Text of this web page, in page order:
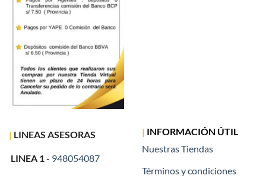
| LINEAS ASESORAS
LINEA 1 - 948054087
| INFORMACIÓN ÚTIL
Nuestras Tiendas
Términos y condiciones